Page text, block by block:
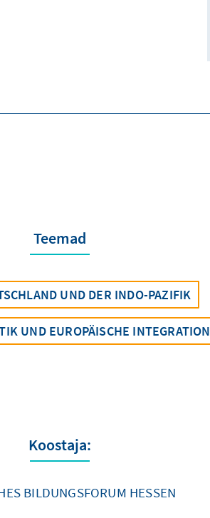
Teemad
UND DER INDO-PAZIFIK
UND EUROPÄISCHE INTEGRATION
Koostaja:
BILDUNGSFORUM HESSEN